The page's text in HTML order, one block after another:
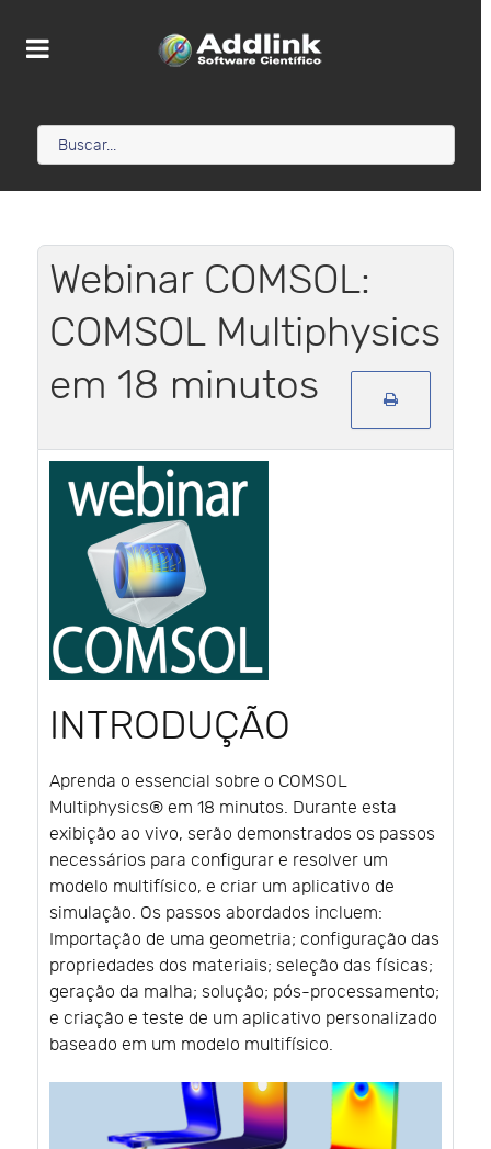
Webinar COMSOL:
COMSOL Multiphysics
em 18 minutos
INTRODUÇÃO
Aprenda o essencial sobre o COMSOL
Multiphysics® em 18 minutos. Durante esta
exibição ao vivo, serão demonstrados os passos
necessários para configurar e resolver um
modelo multifísico, e criar um aplicativo de
simulação. Os passos abordados incluem:
Importação de uma geometria; configuração das
propriedades dos materiais; seleção das físicas;
geração da malha; solução; pós-processamento;
e criação e teste de um aplicativo personalizado
baseado em um modelo multifísico.